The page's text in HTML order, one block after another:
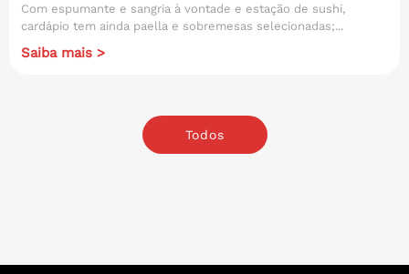
Com espumante e sangria à vontade e estação de sushi,
cardápio tem ainda paella e sobremesas selecionadas;...
Saiba mais >
Todos